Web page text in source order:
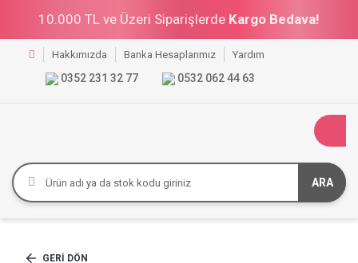
10.000 TL ve Üzeri Siparişlerde Kargo Bedava!
Hakkımızda Banka Hesaplarımız Yardım
0352 231 32 77 0532 062 44 63
ARA
GERI DÖN